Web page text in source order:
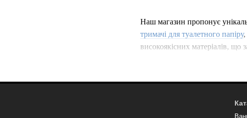
Наш магазин пропонує
тримачі для туалетного папіру,
високоякісних матеріалів, що
та зроблять її ще більш